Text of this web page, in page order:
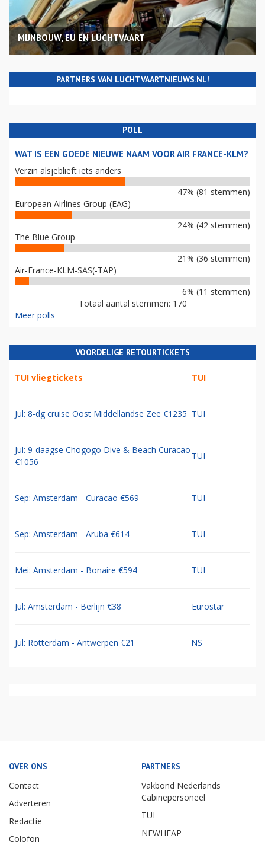
MIJNBOUW, EU EN LUCHTVAART
PARTNERS VAN LUCHTVAARTNIEUWS.NL!
POLL
WAT IS EEN GOEDE NIEUWE NAAM VOOR AIR FRANCE-KLM?
Verzin alsjeblieft iets anders
47% (81 stemmen)
European Airlines Group (EAG)
24% (42 stemmen)
The Blue Group
21% (36 stemmen)
Air-France-KLM-SAS(-TAP)
6% (11 stemmen)
Totaal aantal stemmen: 170
Meer polls
VOORDELIGE RETOURTICKETS
TUI vliegtickets TUI
Jul: 8-dg cruise Oost Middellandse Zee €1235 TUI
Jul: 9-daagse Chogogo Dive & Beach Curacao
€1056
TUI
Sep: Amsterdam - Curacao €569 TUI
Sep: Amsterdam - Aruba €614 TUI
Mei: Amsterdam - Bonaire €594 TUI
Jul: Amsterdam - Berlijn €38 Eurostar
Jul: Rotterdam - Antwerpen €21 NS
OVER ONS
Contact
Adverteren
Redactie
Colofon
PARTNERS
Vakbond Nederlands
Cabinepersoneel
TUI
NEWHEAP